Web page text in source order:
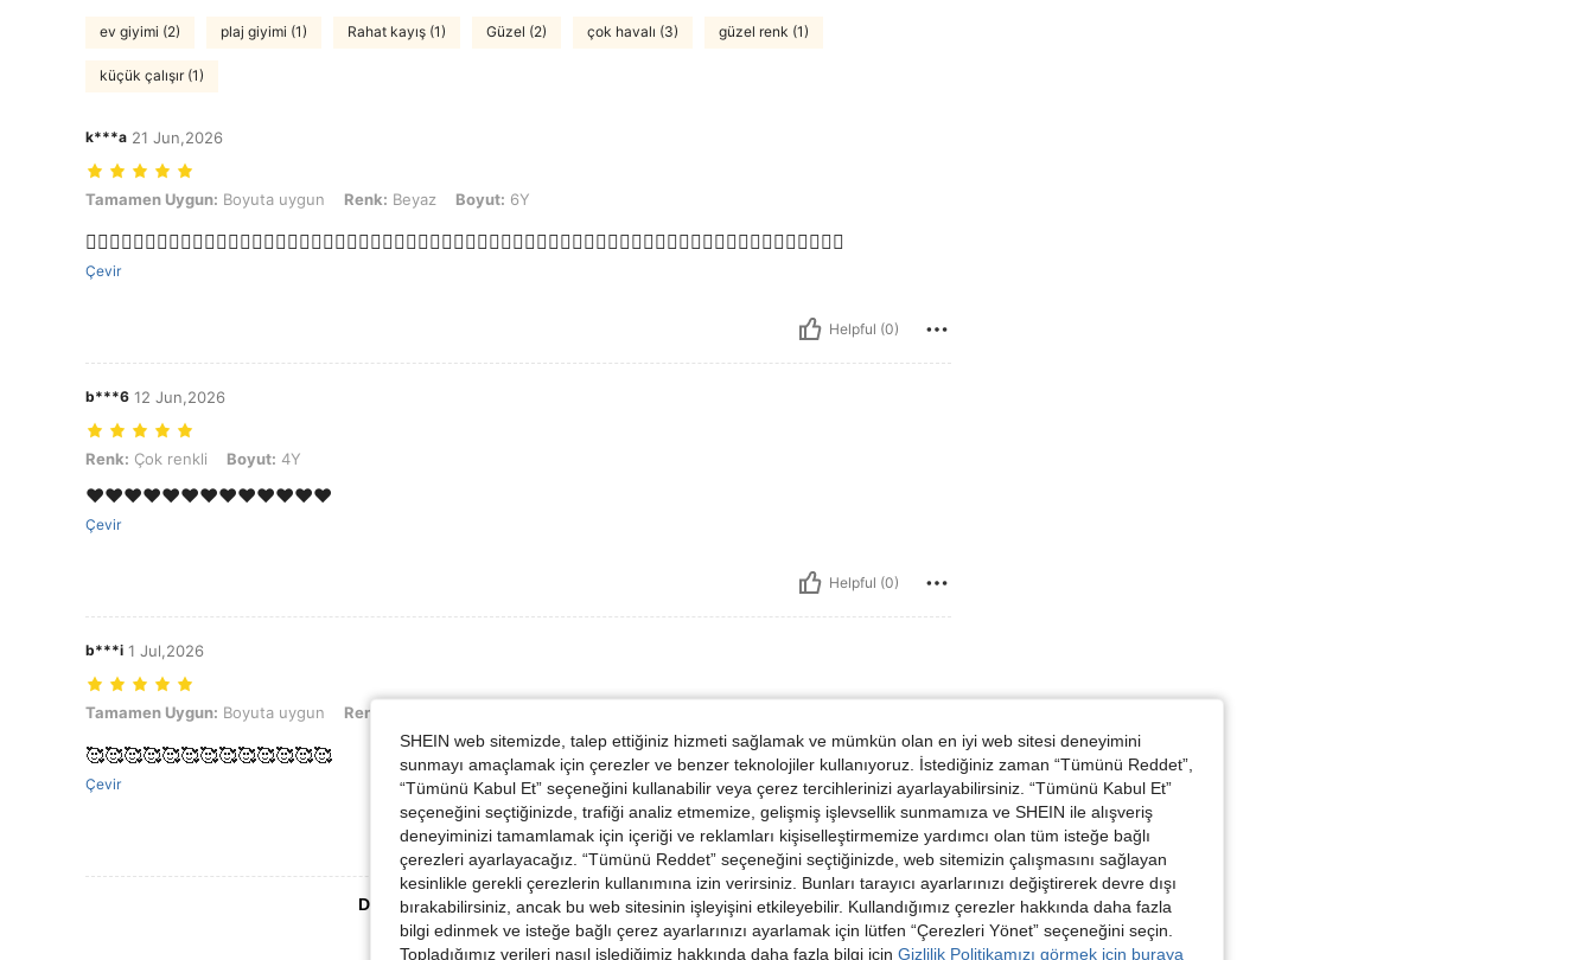
ev giyimi (2) plaj giyimi (1) Rahat kayış (1) Güzel (2) çok havalı (3) güzel renk (1)
küçük çalışır (1)
k***a 21 Jun,2026
Tamamen Uygun: Boyuta uygun, Renk: Beyaz, Boyut: 6Y
Tamamen Uygun: Boyuta uygun Renk: Beyaz Boyut: 6Y
👍🏽👍🏽👍🏽👍🏽👍🏽👍🏽👍🏽👍🏽👍🏽👍🏽👍🏽👍🏽👍🏽👍🏽👍🏽👍🏽👍🏽👍🏽👍🏽👍🏽👍🏽👍🏽👍🏽👍🏽👍🏽👍🏽👍🏽👍🏽👍🏽👍🏽👍🏽👍🏽
Çevir
Helpful (0)
b***6 12 Jun,2026
Renk: Çok renkli, Boyut: 4Y
Renk: Çok renkli Boyut: 4Y
❤️❤️❤️❤️❤️❤️❤️❤️❤️❤️❤️❤️❤️
Çevir
Helpful (0)
b***i 1 Jul,2026
Tamamen Uygun: Boyuta uygun, Renk: Çok renkli, Boyut: 7Y
Tamamen Uygun: Boyuta uygun Renk:
🥰🥰🥰🥰🥰🥰🥰🥰🥰🥰🥰🥰🥰
Çevir
Helpful (0)
Daha Fazla Değerlendirme Görüntüle
SHEIN web sitemizde, talep ettiğiniz hizmeti sağlamak ve mümkün olan en iyi web sitesi deneyimini
sunmayı amaçlamak için çerezler ve benzer teknolojiler kullanıyoruz. İstediğiniz zaman “Tümünü Reddet”,
“Tümünü Kabul Et” seçeneğini kullanabilir veya çerez tercihlerinizi ayarlayabilirsiniz. “Tümünü Kabul Et”
seçeneğini seçtiğinizde, trafiği analiz etmemize, gelişmiş işlevsellik sunmamıza ve SHEIN ile alışveriş
deneyiminizi tamamlamak için içeriği ve reklamları kişiselleştirmemize yardımcı olan tüm isteğe bağlı
çerezleri ayarlayacağız. “Tümünü Reddet” seçeneğini seçtiğinizde, web sitemizin çalışmasını sağlayan
kesinlikle gerekli çerezlerin kullanımına izin verirsiniz. Bunları tarayıcı ayarlarınızı değiştirerek devre dışı
bırakabilirsiniz, ancak bu web sitesinin işleyişini etkileyebilir. Kullandığımız çerezler hakkında daha fazla
bilgi edinmek ve isteğe bağlı çerez ayarlarınızı ayarlamak için lütfen “Çerezleri Yönet” seçeneğini seçin.
Topladığımız verileri nasıl işlediğimiz hakkında daha fazla bilgi için Gizlilik Politikamızı görmek için buraya